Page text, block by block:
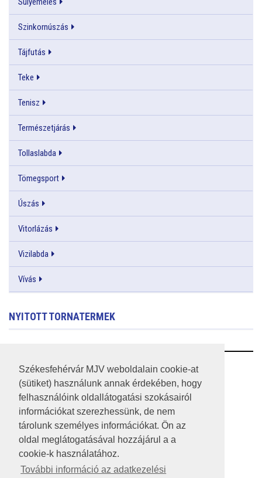
Székesfehérvár MJV weboldalain cookie-at
(sütiket) használunk annak érdekében, hogy
felhasználóink oldallátogatási szokásairól
információkat szerezhessünk, de nem
tárolunk személyes információkat. Ön az
oldal meglátogatásával hozzájárul a a
cookie-k használatához.
További információ az adatkezelési
Szinkornúszás
Tájfutás
Teke
Tenisz
Természetjárás
Tollaslabda
Tömegsport
Úszás
Vitorlázás
Vizilabda
Vívás
NYITOTT TORNATERMEK
RSS
A HONLAP 2017.03.31-I ÁLLAPOTA
JOGI NYILATKOZAT
IMPRESSZUM